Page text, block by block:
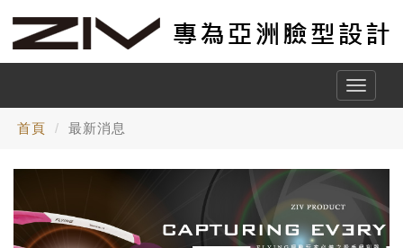
Toggle
首頁 最新消息